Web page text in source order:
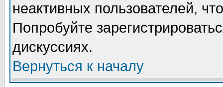
неактивных пользователей,
Попробуйте
дискуссиях.
Вернуться к началу